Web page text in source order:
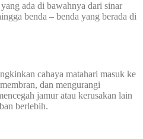
ada di bawahnya dari sinar
benda – benda yang berada di
cahaya matahari masuk ke
dan mengurangi
jamur atau kerusakan lain
berlebih.